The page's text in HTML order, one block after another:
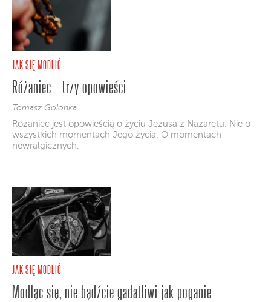
JAK SIĘ MODLIĆ
Różaniec – trzy opowieści
Tomasz Golonka
Różaniec jest opowieścią o życiu Jezusa z Nazaretu. Nie o
wszystkich momentach Jego życia. O momentach
newralgicznych.
JAK SIĘ MODLIĆ
Modląc się, nie bądźcie gadatliwi jak poganie